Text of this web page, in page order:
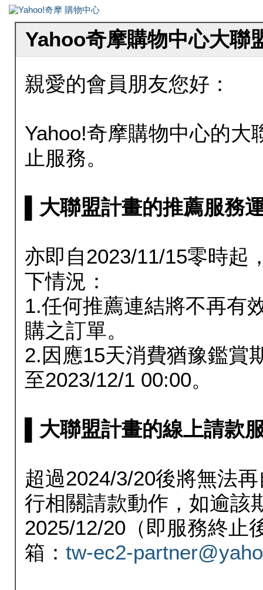
Yahoo奇摩購物中心大聯
親愛的會員朋友您好：
Yahoo!奇摩購物中心的大
止服務。
▌大聯盟計畫的推薦服務
亦即自2023/11/15零時起
下情況：
1.任何推薦連結將不再有
購之訂單。
2.因應15天消費猶豫鑑賞
至2023/12/1 00:00。
▌大聯盟計畫的線上請款
超過2024/3/20後將無法
行相關請款動作，如逾該
2025/12/20（即服務終止
箱： tw-ec2-